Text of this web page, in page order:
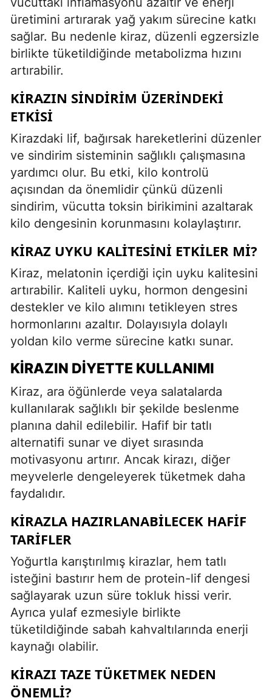
üretimini artırarak yağ yakım sürecine katkı
sağlar. Bu nedenle kiraz, düzenli egzersizle
birlikte tüketildiğinde metabolizma hızını
artırabilir.
KIRAZIN SINDIRIM ÜZERINDEKI
ETKISI
Kirazdaki lif, bağırsak hareketlerini düzenler
ve sindirim sisteminin sağlıklı çalışmasına
yardımcı olur. Bu etki, kilo kontrolü
açısından da önemlidir çünkü düzenli
sindirim, vücutta toksin birikimini azaltarak
kilo dengesinin korunmasını kolaylaştırır.
KIRAZ UYKU KALITESINI ETKILER MI?
Kiraz, melatonin içerdiği için uyku kalitesini
artırabilir. Kaliteli uyku, hormon dengesini
destekler ve kilo alımını tetikleyen stres
hormonlarını azaltır. Dolayısıyla dolaylı
yoldan kilo verme sürecine katkı sunar.
KIRAZIN DIYETTE KULLANIMI
Kiraz, ara öğünlerde veya salatalarda
kullanılarak sağlıklı bir şekilde beslenme
planına dahil edilebilir. Hafif bir tatlı
alternatifi sunar ve diyet sırasında
motivasyonu artırır. Ancak kirazı, diğer
meyvelerle dengeleyerek tüketmek daha
faydalıdır.
KIRAZLA HAZIRLANABILECEK HAFIF
TARIFLER
Yoğurtla karıştırılmış kirazlar, hem tatlı
isteğini bastırır hem de protein-lif dengesi
sağlayarak uzun süre tokluk hissi verir.
Ayrıca yulaf ezmesiyle birlikte
tüketildiğinde sabah kahvaltılarında enerji
kaynağı olabilir.
KIRAZI TAZE TÜKETMEK NEDEN
ÖNEMLI?